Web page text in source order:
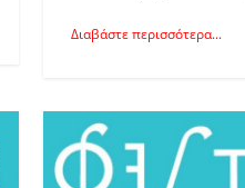
Διαβάστε περισσότερα...